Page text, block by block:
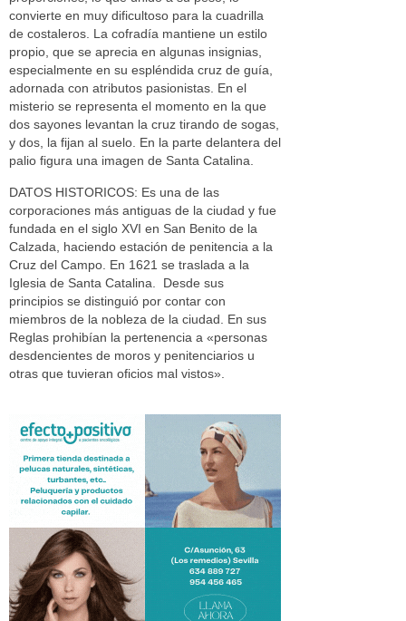
convierte en muy dificultoso para la cuadrilla
de costaleros. La cofradía mantiene un estilo
propio, que se aprecia en algunas insignias,
especialmente en su espléndida cruz de guía,
adornada con atributos pasionistas. En el
misterio se representa el momento en la que
dos sayones levantan la cruz tirando de sogas,
y dos, la fijan al suelo. En la parte delantera del
palio figura una imagen de Santa Catalina.
DATOS HISTORICOS: Es una de las
corporaciones más antiguas de la ciudad y fue
fundada en el siglo XVI en San Benito de la
Calzada, haciendo estación de penitencia a la
Cruz del Campo. En 1621 se traslada a la
Iglesia de Santa Catalina. Desde sus
principios se distinguió por contar con
miembros de la nobleza de la ciudad. En sus
Reglas prohibían la pertenencia a «personas
desdencientes de moros y penitenciarios u
otras que tuvieran oficios mal vistos».